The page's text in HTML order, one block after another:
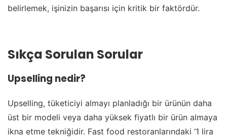
belirlemek, işinizin başarısı için kritik bir faktördür.
Sıkça Sorulan Sorular
Upselling nedir?
Upselling, tüketiciyi almayı planladığı bir ürünün daha
üst bir modeli veya daha yüksek fiyatlı bir ürün almaya
ikna etme tekniğidir. Fast food restoranlarındaki ‘1 lira